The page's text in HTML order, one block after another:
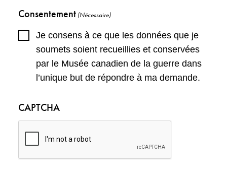
Consentement (Nécessaire)
Je consens à ce que les données que je
soumets soient recueillies et conservées
par le Musée canadien de la guerre dans
l’unique but de répondre à ma demande.
CAPTCHA